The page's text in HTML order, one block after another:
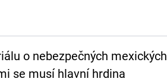
o nebezpečných mexických
se musí hlavní hrdina